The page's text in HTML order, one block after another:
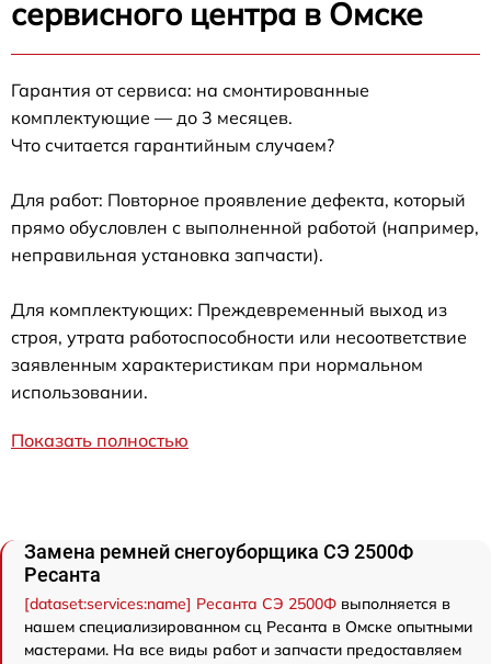
сервисного центра в Омске
Гарантия от сервиса: на смонтированные
комплектующие — до 3 месяцев.
Что считается гарантийным случаем?
Для работ: Повторное проявление дефекта, который
прямо обусловлен с выполненной работой (например,
неправильная установка запчасти).
Для комплектующих: Преждевременный выход из
строя, утрата работоспособности или несоответствие
заявленным характеристикам при нормальном
использовании.
Показать полностью
Замена ремней снегоуборщика СЭ 2500Ф
Ресанта
[dataset:services:name] Ресанта СЭ 2500Ф выполняется в
нашем специализированном сц Ресанта в Омске опытными
мастерами. На все виды работ и запчасти предоставляем